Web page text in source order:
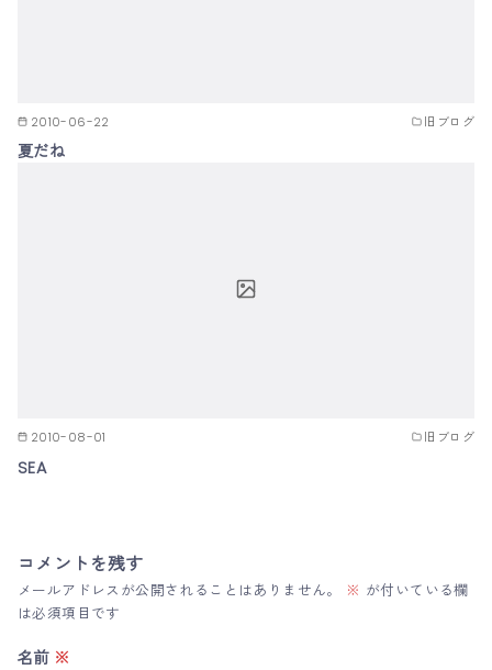
2010-06-22 旧ブログ
夏だね
2010-08-01 旧ブログ
SEA
コメントを残す
メールアドレスが公開されることはありません。 ※ が付いている欄
は必須項目です
名前 ※